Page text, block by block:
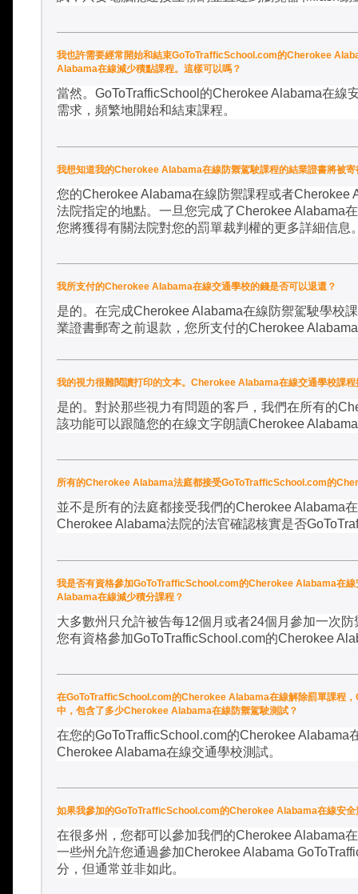
我也許需要經常開始和結束GoToTrafficSchool.com的Cherokee
Alabama在線減少積點課程。這樣可以嗎？
當然。 GoToTrafficSchool 的Cherokee Alabama在線
需求，頻繁地開始和結束課程。
我想知道我的Cherokee Alabama在線防禦駕駛課程的結業證書將被寄
您的Cherokee Alabama在線防禦課程或者Cherokee
法院指定的地點。一旦您完成了Cherokee Alabama
您將獲得有關法院對您的罰單裁判權的更多詳細信息
我所支付的Cherokee Alabama在線交通學校的錢是否可以退還？
是的。在完成Cherokee Alabama在線防禦駕駛學校
業證書郵寄之前退款，您所支付的Cherokee Alabama
我的視力很難閱讀打印的文本。Cherokee Alabama在線交通學校課
是的。對於那些視力有問題的客戶，我們在所有的
該功能可以跟隨您的在線文字朗讀Cherokee Alabama
所有的Cherokee Alabama法庭都接受GoToTrafficSchool.com的
並不是所有的法庭都接受我們的Cherokee Alabama
Cherokee Alabama法院的法官確認核實是否
我是否有資格參加GoToTrafficSchool.com的Cherokee Alabama在
Alabama在線減少積分課程？
大多數州只允許被告每12個月或者24個月參加一次防
您有資格參加GoToTrafficSchool.com的Cherokee
在GoToTrafficSchool.com的Cherokee Alabama在線解除罰單課程
中，包含了多少Cherokee Alabama在線防禦駕駛測試？
在您的GoToTrafficSchool.com的Cherokee Alabama
Cherokee Alabama在線交通學校測試。
如果我參加的GoToTrafficSchool.com的Cherokee Alabama在線安
在很多州，您都可以參加我們的Cherokee Alabama
一些州允許您通過參加Cherokee Alabama
分，但通常並非如此。